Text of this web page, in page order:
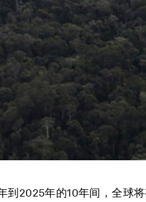
到2025年的10年间，全球